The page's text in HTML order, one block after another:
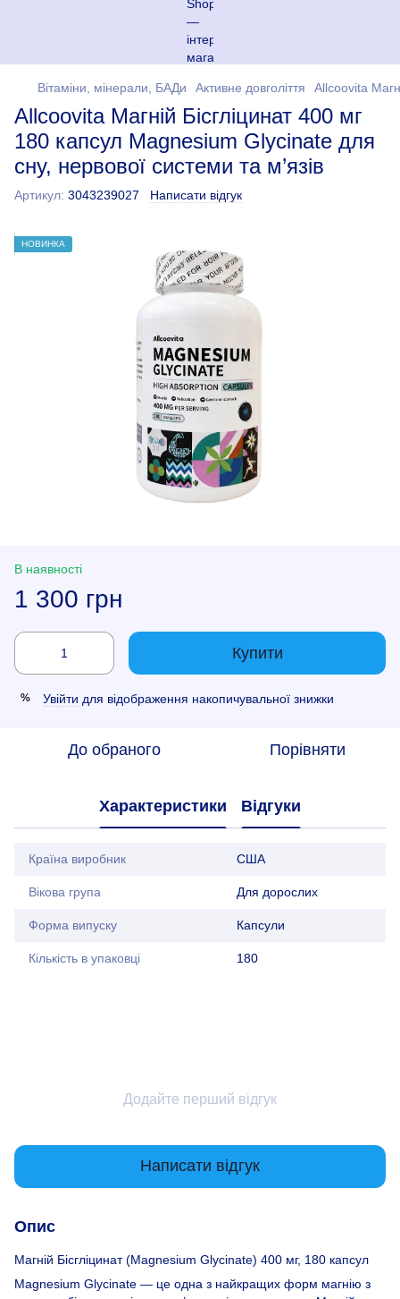
Вітаміни, мінерали, БАДи Активне довголіття Allcoovita
Allcoovita Магній Бісгліцинат 400 мг
180 капсул Magnesium Glycinate для
сну, нервової системи та м’язів
Артикул: 3043239027 Написати відгук
НОВИНКА
В наявності
1 300 грн
Купити
% Увійти для відображення накопичувальної знижки
До обраного Порівняти
Характеристики Відгуки
Країна виробник США
Вікова група Для дорослих
Форма випуску Капсули
Кількість в упаковці 180
Додайте перший відгук
Написати відгук
Опис
Магній Бісгліцинат (Magnesium Glycinate) 400 мг, 180 капсул
Magnesium Glycinate — це одна з найкращих форм магнію з